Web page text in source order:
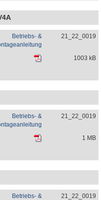
Betriebs- &
21_22_0019
1003 kB
Betriebs- &
21_22_0019
1 MB
Betriebs- &
21_22_0019